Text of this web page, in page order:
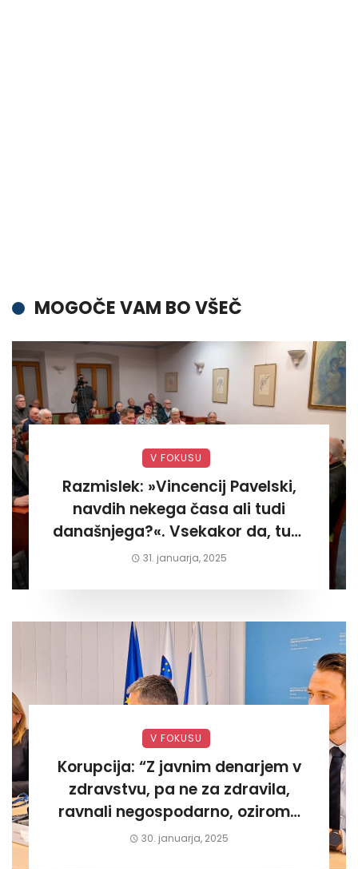
MOGOČE VAM BO VŠEČ
V FOKUSU
Razmislek: »Vincencij Pavelski,
navdih nekega časa ali tudi
današnjega?«. Vsekakor da, tudi
današnjega«
31. januarja, 2025
V FOKUSU
Korupcija: “Z javnim denarjem v
zdravstvu, pa ne za zdravila,
ravnali negospodarno, oziroma
za lastni žep. Tokrat na Žalskem«
30. januarja, 2025